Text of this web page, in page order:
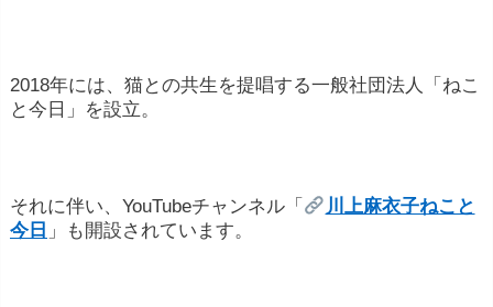
2018年には、猫との共生を提唱する一般社団法人「ねこ
と今日」を設立。
それに伴い、YouTubeチャンネル「
川上麻衣子ねこと
今日 」も開設されています。